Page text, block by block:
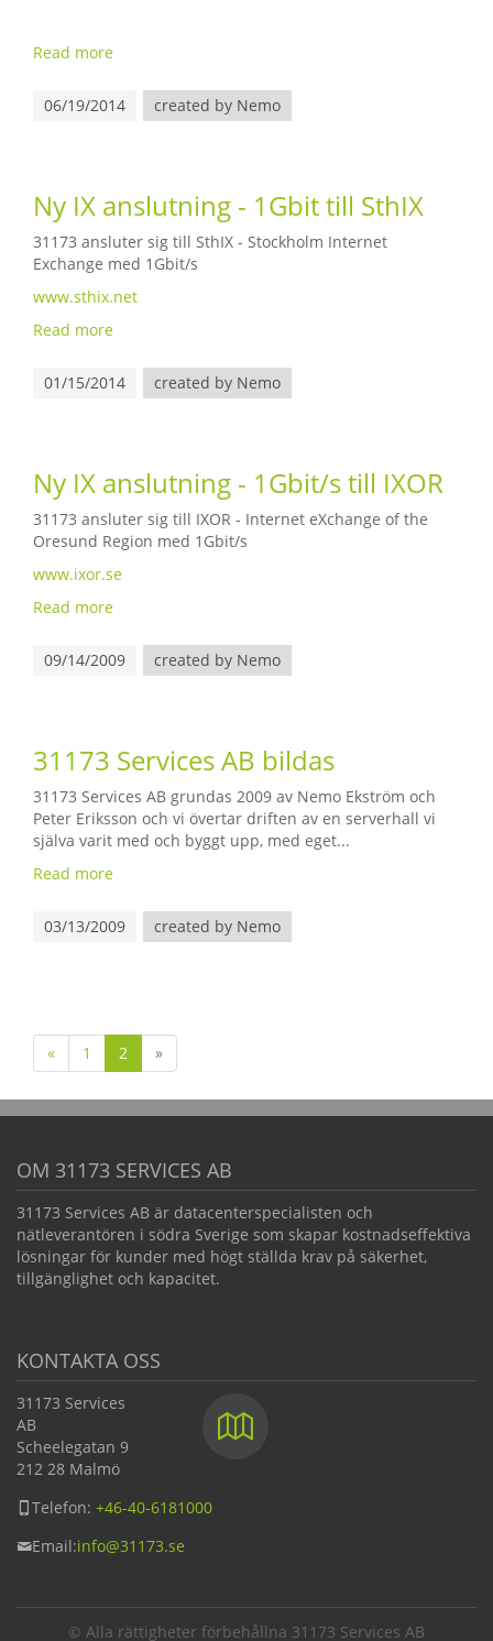
Read more
06/19/2014 created by Nemo
Ny IX anslutning - 1Gbit till SthIX
31173 ansluter sig till SthIX - Stockholm Internet
Exchange med 1Gbit/s
www.sthix.net
Read more
01/15/2014 created by Nemo
Ny IX anslutning - 1Gbit/s till IXOR
31173 ansluter sig till IXOR - Internet eXchange of the
Oresund Region med 1Gbit/s
www.ixor.se
Read more
09/14/2009 created by Nemo
31173 Services AB bildas
31173 Services AB grundas 2009 av Nemo Ekström och
Peter Eriksson och vi övertar driften av en serverhall vi
själva varit med och byggt upp, med eget...
Read more
03/13/2009 created by Nemo
« 1 2 »
OM 31173 SERVICES AB
31173 Services AB är datacenterspecialisten och
nätleverantören i södra Sverige som skapar kostnadseffektiva
lösningar för kunder med högt ställda krav på säkerhet,
tillgänglighet och kapacitet.
KONTAKTA OSS
31173 Services
AB
Scheelegatan 9
212 28 Malmö
Telefon: +46-40-6181000
Email:info@31173.se
© Alla rättigheter förbehållna 31173 Services AB